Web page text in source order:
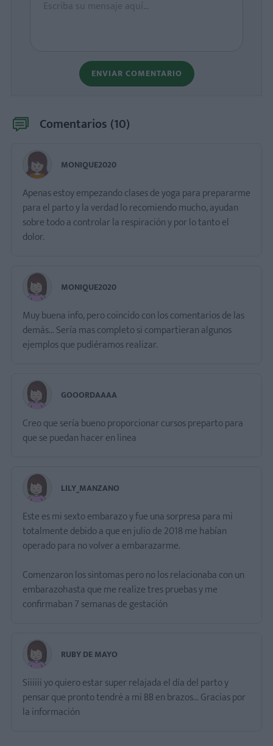
ENVIAR COMENTARIO
Comentarios (10)
MONIQUE2020
Apenas estoy empezando clases de yoga para prepararme
para el parto y la verdad lo recomiendo mucho, ayudan
sobre todo a controlar la respiración y por lo tanto el
dolor.
MONIQUE2020
Muy buena info, pero coincido con los comentarios de las
demás... Sería mas completo si compartieran algunos
ejemplos que pudiéramos realizar.
GOOORDAAAA
Creo que sería bueno proporcionar cursos preparto para
que se puedan hacer en linea
LILY_MANZANO
Este es mi sexto embarazo y fue una sorpresa para mi
totalmente debido a que en julio de 2018 me habían
operado para no volver a embarazarme.
Comenzaron los sintomas pero no los relacionaba con un
embarazohasta que me realize tres pruebas y me
confirmaban 7 semanas de gestación
RUBY DE MAYO
Siiiiii yo quiero estar super relajada el día del parto y
pensar que pronto tendré a mi BB en brazos... Gracias por
la información